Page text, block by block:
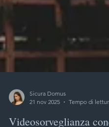
21 nov 2025
Tempo di